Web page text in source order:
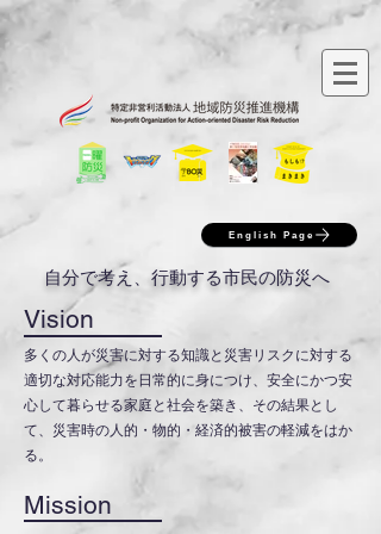
English Page
​自分で考え、行動する市民の防災へ
Vision
多くの人が災害に対する知識と災害リスクに対する
適切な対応能力を日常的に身につけ、安全にかつ安
心して暮らせる家庭と社会を築き、その結果とし
て、災害時の人的・物的・経済的被害の軽減をはか
る。
Mission